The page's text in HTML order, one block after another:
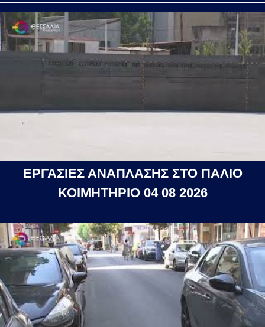
ΕΡΓΑΣΙΕΣ ΑΝΑΠΛΑΣΗΣ ΣΤΟ ΠΑΛΙΟ
ΚΟΙΜΗΤΗΡΙΟ 04 08 2026